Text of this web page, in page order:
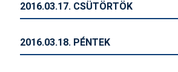
2016.03.17. CSÜTÖRTÖK
2016.03.18. PÉNTEK